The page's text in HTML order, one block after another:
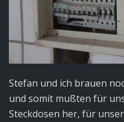
Stefan und ich brauen
und somit mußten für
Steckdosen her, für